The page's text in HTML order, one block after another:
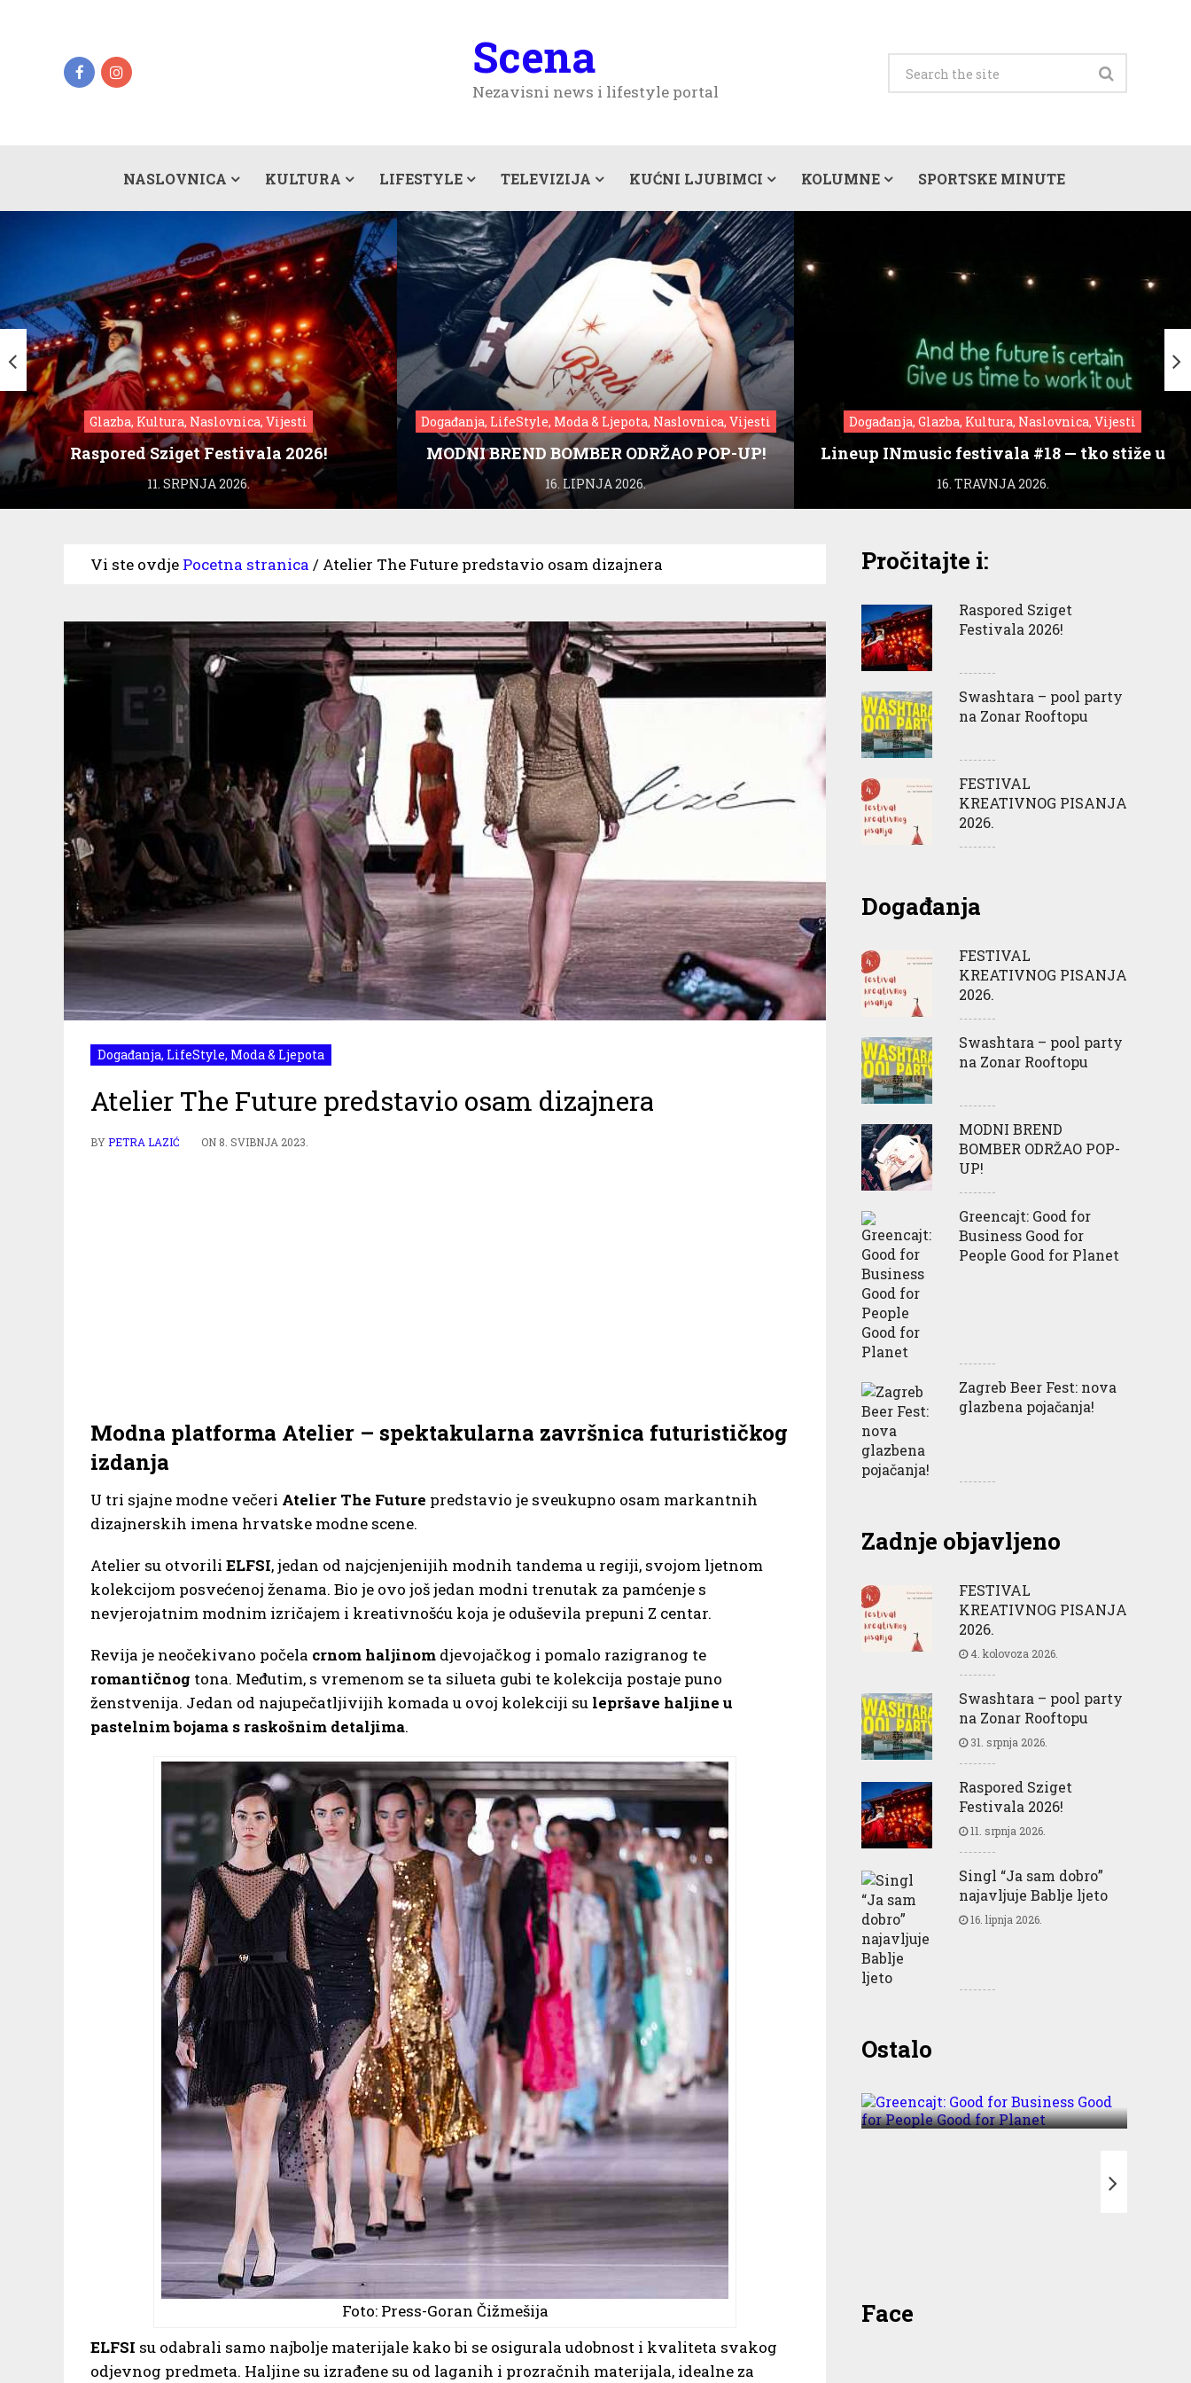
Scena
Nezavisni news i lifestyle portal
NASLOVNICA KULTURA LIFESTYLE TELEVIZIJA KUĆNI LJUBIMCI KOLUMNE SPORTSKE MINUTE
Glazba, Kultura, Naslovnica, Vijesti
Raspored Sziget Festivala 2026!
11. SRPNJA 2026.
Događanja, LifeStyle, Moda & Ljepota, Naslovnica, Vijesti
MODNI BREND BOMBER ODRŽAO POP-UP!
16. LIPNJA 2026.
Događanja, Glazba, Kultura, Naslovnica, Vijesti
Lineup INmusic festivala #18 — tko stiže u
Zagreb?
16. TRAVNJA 2026.
Vi ste ovdje Pocetna stranica / Atelier The Future predstavio osam dizajnera
Događanja, LifeStyle, Moda & Ljepota
Atelier The Future predstavio osam dizajnera
BYPETRA LAZIĆ ON 8. SVIBNJA 2023.
Modna platforma Atelier – spektakularna završnica futurističkog
izdanja
U tri sjajne modne večeri Atelier The Future predstavio je sveukupno osam markantnih
dizajnerskih imena hrvatske modne scene.
Atelier su otvorili ELFSI, jedan od najcjenjenijih modnih tandema u regiji, svojom ljetnom
kolekcijom posvećenoj ženama. Bio je ovo još jedan modni trenutak za pamćenje s
nevjerojatnim modnim izričajem i kreativnošću koja je oduševila prepuni Z centar.
Revija je neočekivano počela crnom haljinom djevojačkog i pomalo razigranog te
romantičnog tona. Međutim, s vremenom se ta silueta gubi te kolekcija postaje puno
ženstvenija. Jedan od najupečatljivijih komada u ovoj kolekciji su lepršave haljine u
pastelnim bojama s raskošnim detaljima.
Foto: Press-Goran Čižmešija
ELFSI su odabrali samo najbolje materijale kako bi se osigurala udobnost i kvaliteta svakog
odjevnog predmeta. Haljine su izrađene su od laganih i prozračnih materijala, idealne za
Pročitajte i:
Raspored Sziget
Festivala 2026!
Swashtara – pool party
na Zonar Rooftopu
FESTIVAL
KREATIVNOG PISANJA
2026.
Događanja
FESTIVAL
KREATIVNOG PISANJA
2026.
Swashtara – pool party
na Zonar Rooftopu
MODNI BREND
BOMBER ODRŽAO POP-
UP!
Greencajt: Good for
Business Good for
People Good for Planet
Zagreb Beer Fest: nova
glazbena pojačanja!
Zadnje objavljeno
FESTIVAL
KREATIVNOG PISANJA
2026.
4. kolovoza 2026.
Swashtara – pool party
na Zonar Rooftopu
31. srpnja 2026.
Raspored Sziget
Festivala 2026!
11. srpnja 2026.
Singl “Ja sam dobro”
najavljuje Bablje ljeto
16. lipnja 2026.
OstaloGreencajt: Good for
Business Good for People
Face